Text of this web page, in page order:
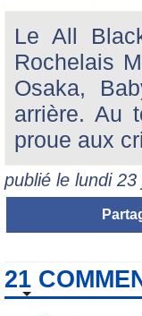
Le All
Rochelais
Osaka,
arrière. Au
proue aux
publié le lundi
21